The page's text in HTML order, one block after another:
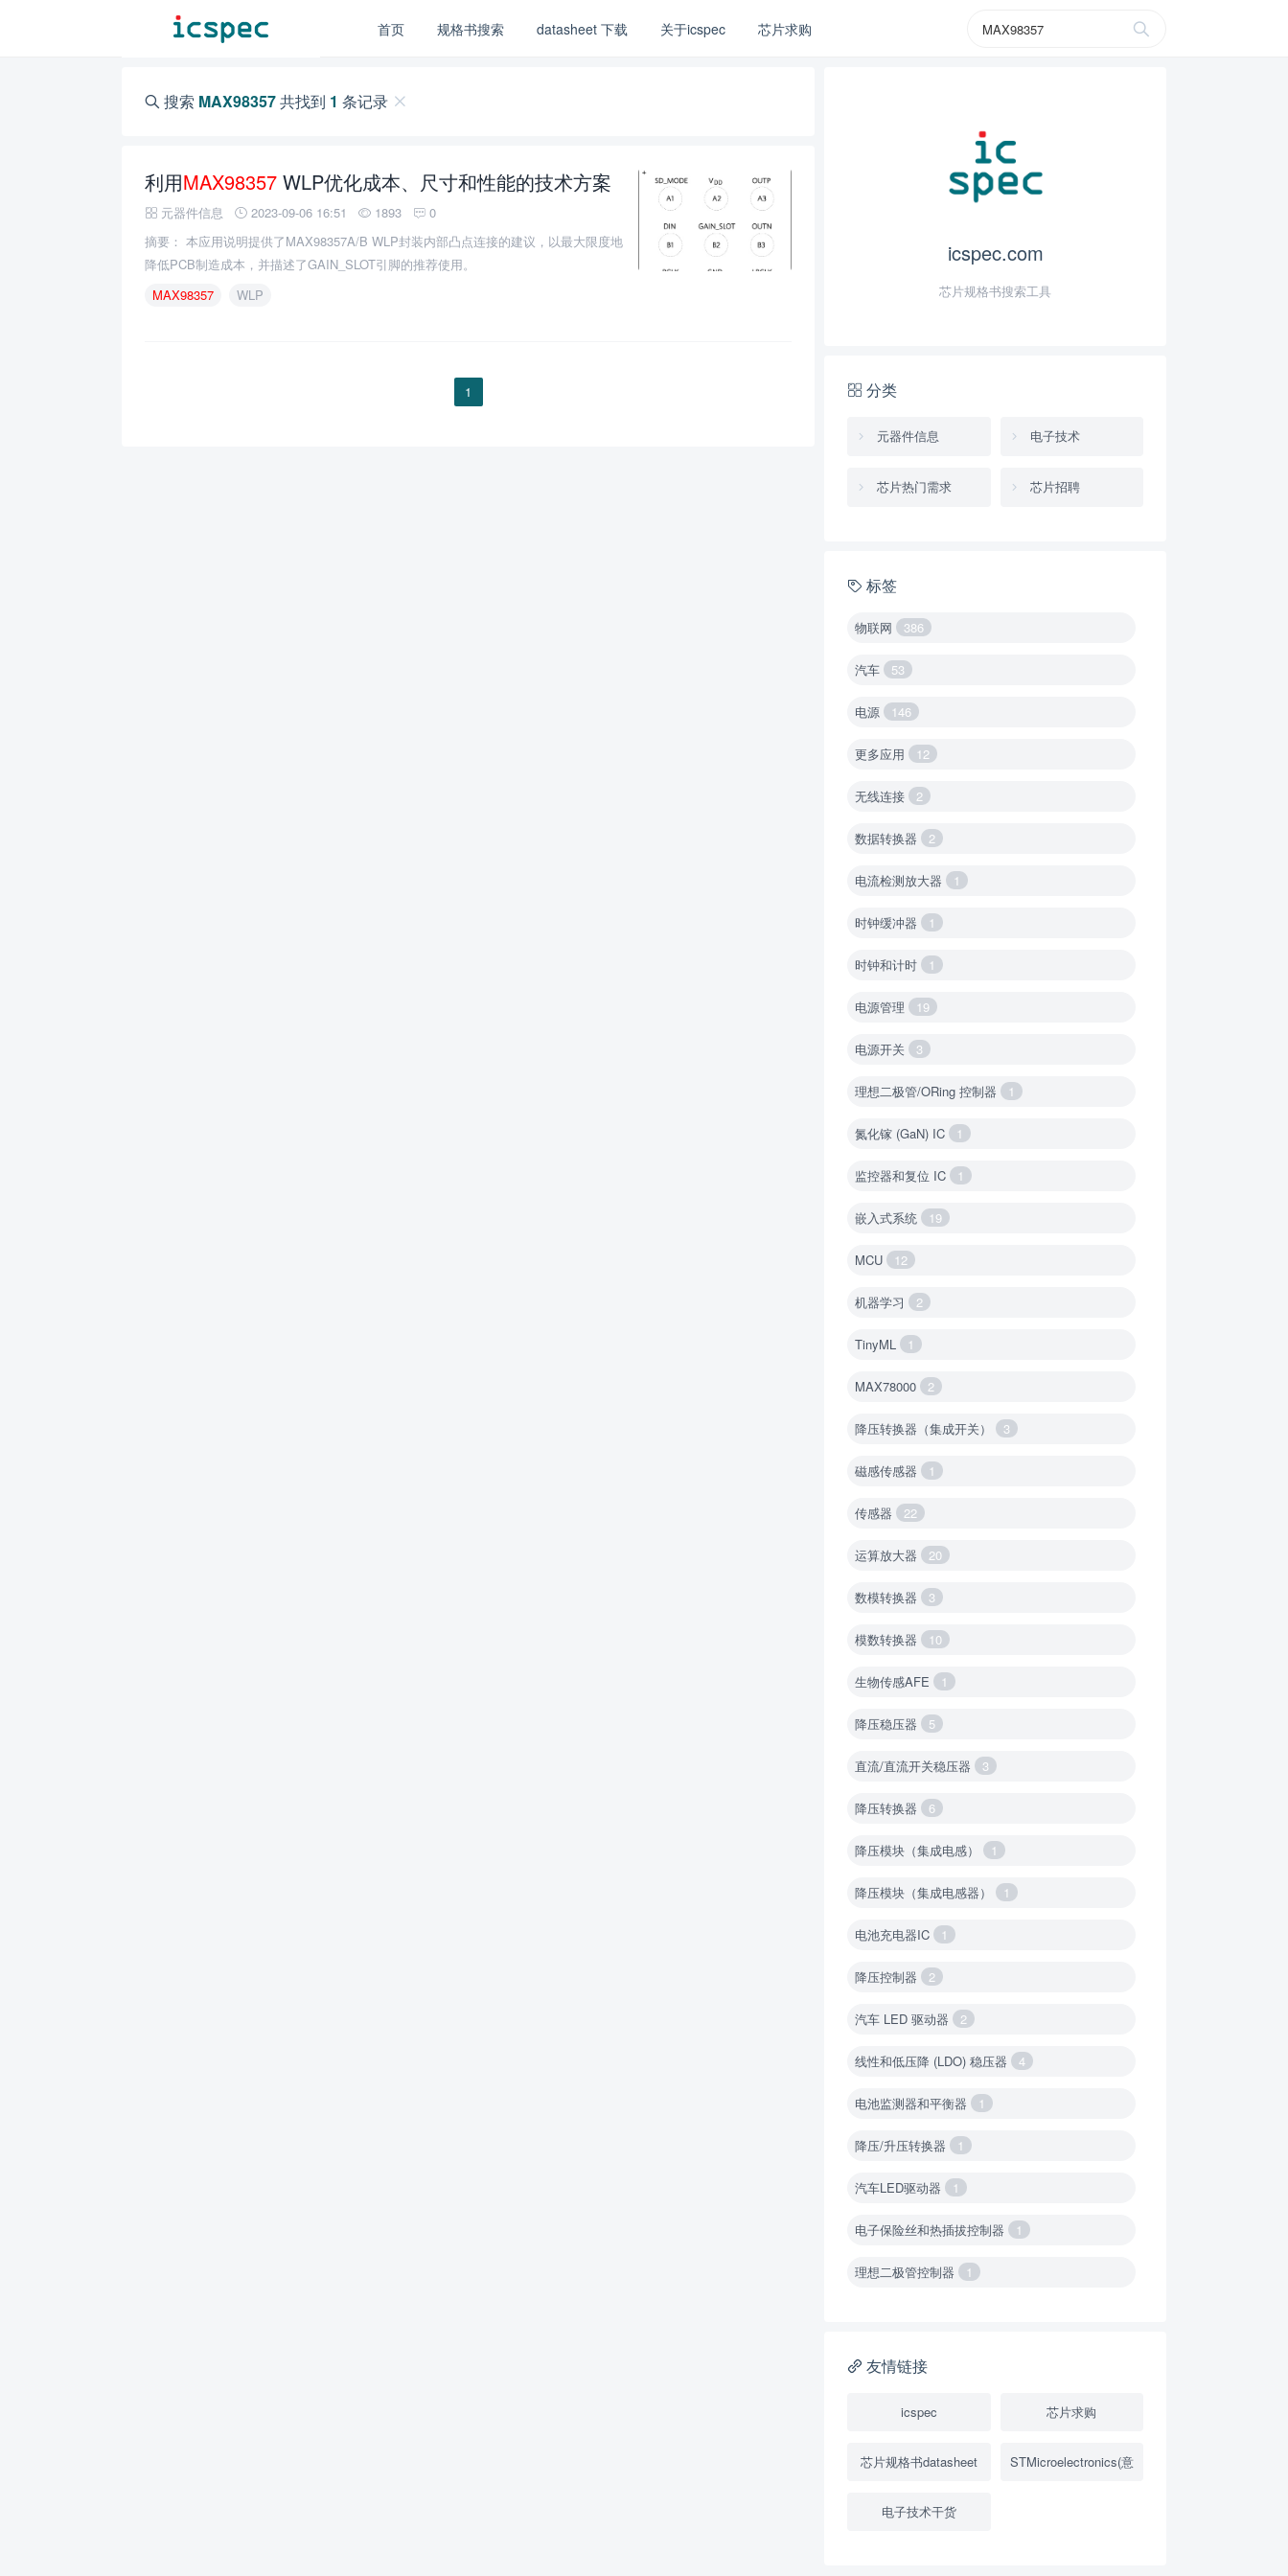
首页 规格书搜索 datasheet 下载 关于icspec 芯片求购
搜索 MAX98357共找到 1 条记录
利用MAX98357 WLP优化成本、尺寸和性能的技术方案
元器件信息 2023-09-06 16:51 1893
0
摘要： 本应用说明提供了MAX98357A/B WLP封装内部凸点连接的建议，以最大限度地
降低PCB制造成本，并描述了GAIN_SLOT引脚的推荐使用。
MAX98357
WLP
1
icspec.com
芯片规格书搜索工具
分类
元器件信息 电子技术
芯片热门需求 芯片招聘
标签
物联网 386
汽车 53
电源 146
更多应用 12
无线连接 2
数据转换器 2
电流检测放大器 1
时钟缓冲器 1
时钟和计时 1
电源管理 19
电源开关 3
理想二极管/ORing 控制器 1
氮化镓 (GaN) IC 1
监控器和复位 IC 1
嵌入式系统 19
MCU 12
机器学习 2
TinyML 1
MAX78000 2
降压转换器（集成开关） 3
磁感传感器 1
传感器 22
运算放大器 20
数模转换器 3
模数转换器 10
生物传感AFE 1
降压稳压器 5
直流/直流开关稳压器 3
降压转换器 6
降压模块（集成电感） 1
降压模块（集成电感器） 1
电池充电器IC 1
降压控制器 2
汽车 LED 驱动器 2
线性和低压降 (LDO) 稳压器 4
电池监测器和平衡器 1
降压/升压转换器 1
汽车LED驱动器 1
电子保险丝和热插拔控制器 1
理想二极管控制器 1
降压转换器（继承开关）
USB隔离器 1
友情链接
icspec 芯片求购
芯片规格书datasheet STMicroelectronics(意
电子技术干货